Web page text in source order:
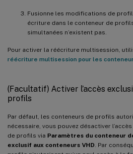
Fusionne les modifications de
écriture dans le conteneur de
simultanées n’existent pas.
Pour activer la réécriture multisession,
réécriture multisession pour les
(Facultatif) Activer l’accès
profils
Par défaut, les conteneurs de profils
nécessaire, vous pouvez désactiver
de profils via Paramètres du conteneur
exclusif aux conteneurs VHD . Par